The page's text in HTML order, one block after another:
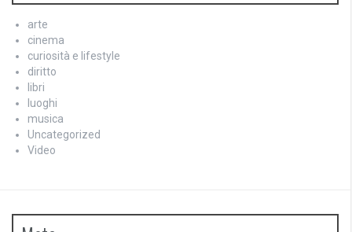
arte
cinema
curiosità e lifestyle
diritto
libri
luoghi
musica
Uncategorized
Video